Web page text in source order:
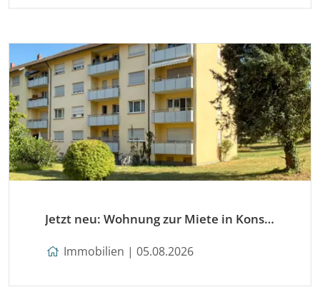
Jetzt neu: Wohnung zur Miete in Konstanz
Immobilien | 05.08.2026